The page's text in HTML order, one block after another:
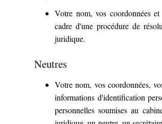
Votre nom, vos coordonnées
cadre d'une procédure de
juridique.
Neutres
Votre nom, vos coordonnées,
informations d'identification
personnelles soumises au